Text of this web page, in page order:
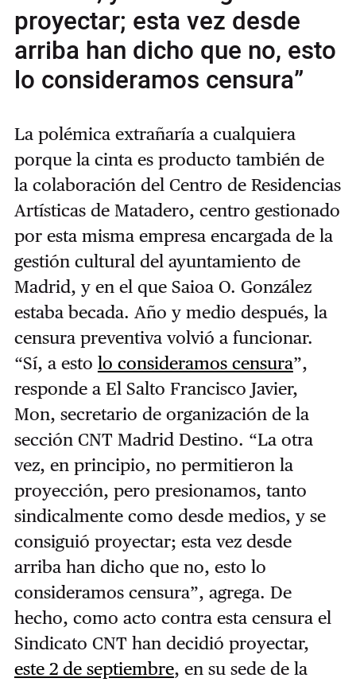
proyectar; esta vez desde
arriba han dicho que no, esto
lo consideramos censura”
La polémica extrañaría a cualquiera
porque la cinta es producto también de
la colaboración del Centro de Residencias
Artísticas de Matadero, centro gestionado
por esta misma empresa encargada de la
gestión cultural del ayuntamiento de
Madrid, y en el que Saioa O. González
estaba becada. Año y medio después, la
censura preventiva volvió a funcionar.
“Sí, a esto lo consideramos censura”,
responde a El Salto Francisco Javier,
Mon, secretario de organización de la
sección CNT Madrid Destino. “La otra
vez, en principio, no permitieron la
proyección, pero presionamos, tanto
sindicalmente como desde medios, y se
consiguió proyectar; esta vez desde
arriba han dicho que no, esto lo
consideramos censura”, agrega. De
hecho, como acto contra esta censura el
Sindicato CNT han decidió proyectar,
este 2 de septiembre, en su sede de la